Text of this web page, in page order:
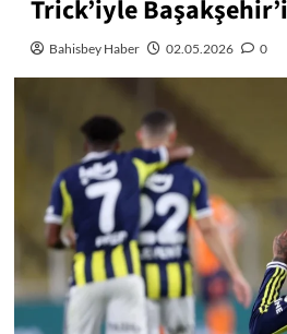
Trick’iyle Başakşehir’i
Bahisbey Haber 02.05.2026 0